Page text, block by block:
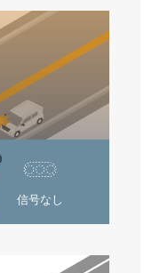
信号なし